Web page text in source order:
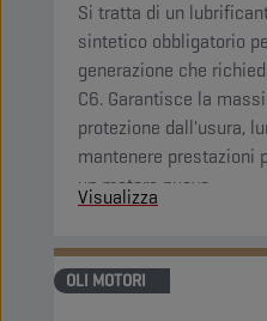
Si tratta di un
sintetico obbligatorio
generazione che
C6. Garantisce la
protezione dall'usura,
mantenere prestazioni
un motore nuovo.
Visualizza
OLI MOTORI